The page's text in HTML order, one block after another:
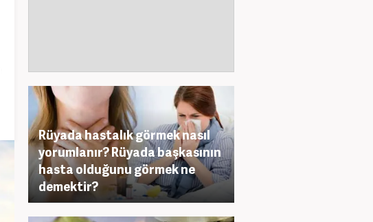
Rüyada hastalık görmek nasıl
yorumlanır? Rüyada başkasının
hasta olduğunu görmek ne
demektir?